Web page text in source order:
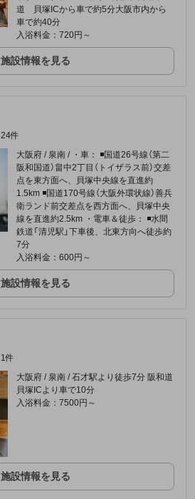
道 貝塚ICから車で約5分大阪市内から
車で約40分
入浴料金：720円～
施設情報を見る
24件
大阪府 / 泉南 / ・車： ◾️国道26号線（第二
阪和国道）畠中2丁目（トイザラス前）交差
点を東方面へ、貝塚中央線を直進約
1.5km ◾️国道170号線（大阪外環状線）善兵
衛ランド前交差点を西方面へ、貝塚中央
線を直進約2.5km ・電車＆徒歩： ◾️水間
鉄道「清児駅」下車後、北東方向へ徒歩約
7分
入浴料金：600円～
施設情報を見る
1件
大阪府 / 泉南 / 石才駅より徒歩7分 阪和道
貝塚ICより車で10分
入浴料金：7500円～
施設情報を見る